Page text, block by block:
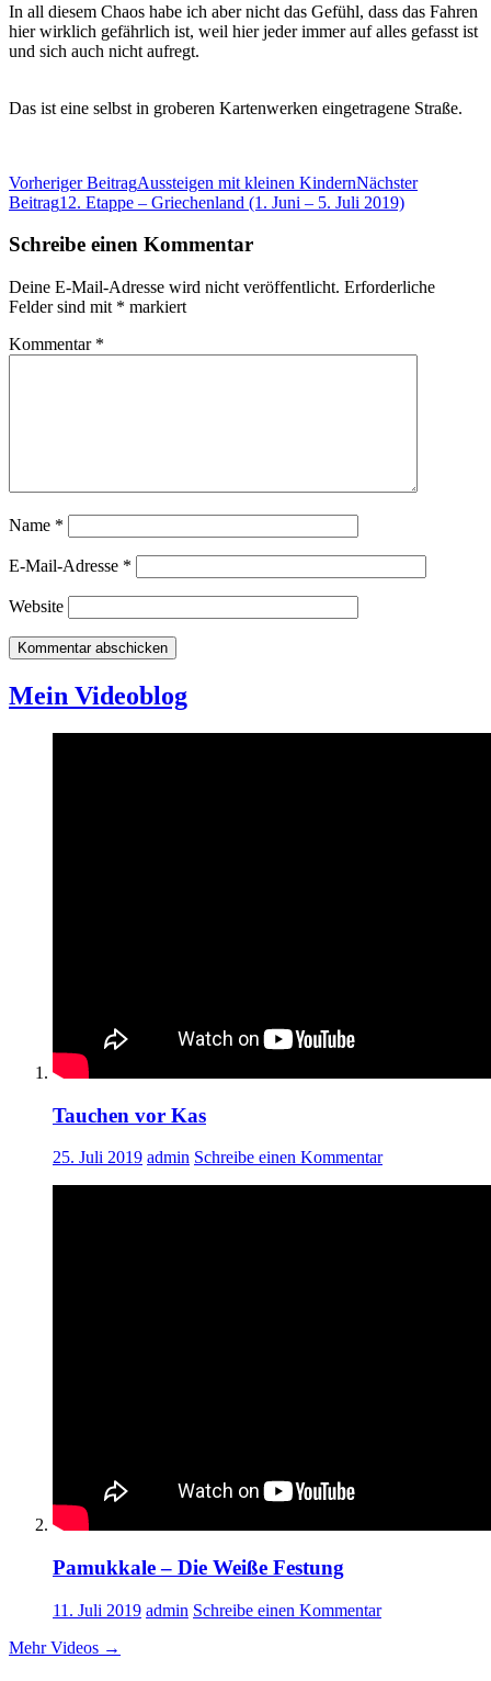
In all diesem Chaos habe ich aber nicht das Gefühl, dass das Fahren
hier wirklich gefährlich ist, weil hier jeder immer auf alles gefasst ist
und sich auch nicht aufregt.
Das ist eine selbst in groberen Kartenwerken eingetragene Straße.
Beitrags-
Navigation
Vorheriger BeitragAussteigen mit kleinen KindernNächster
Beitrag12. Etappe – Griechenland (1. Juni – 5. Juli 2019)
Schreibe einen Kommentar
Deine E-Mail-Adresse wird nicht veröffentlicht. Erforderliche
Felder sind mit * markiert
Kommentar *
Name *
E-Mail-Adresse *
Website
Mein Videoblog
Tauchen vor Kas
25. Juli 2019 admin Schreibe einen Kommentar
Pamukkale – Die Weiße Festung
11. Juli 2019 admin Schreibe einen Kommentar
Mehr Videos →